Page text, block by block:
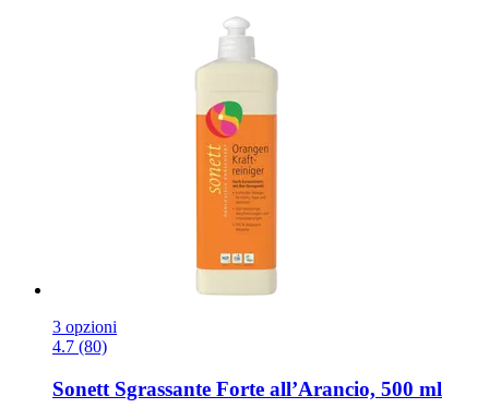
3 opzioni
4.7 (80)
Sonett Sgrassante Forte all’Arancio, 500 ml